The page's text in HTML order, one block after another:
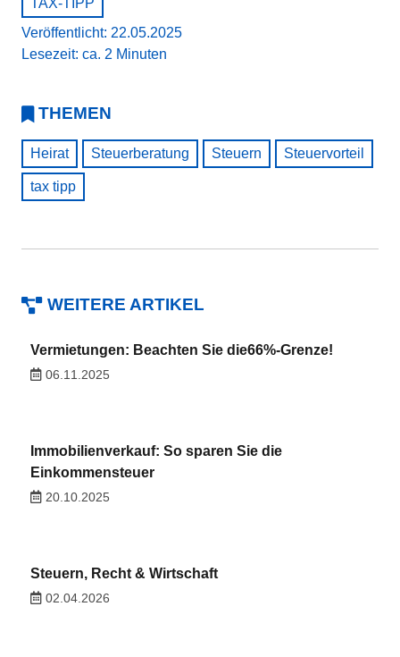
TAX-TIPP
Veröffentlicht: 22.05.2025
Lesezeit: ca. 2 Minuten
THEMEN
Heirat Steuerberatung Steuern Steuervorteil
tax tipp
WEITERE ARTIKEL
Vermietungen: Beachten Sie die66%-Grenze!
06.11.2025
Immobilienverkauf: So sparen Sie die
Einkommensteuer
20.10.2025
Steuern, Recht & Wirtschaft
02.04.2026